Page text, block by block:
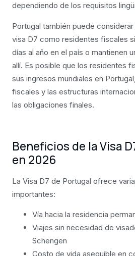
dependiendo de los requisitos
Portugal también puede
visa D7 como residentes fiscales
días al año en el país o mantienen
allí. Es posible que los residentes
sus ingresos mundiales en
fiscales y las estructuras
las obligaciones finales.
Beneficios de la Visa
en 2026
La Visa D7 de Portugal ofrece
importantes:
Vía hacia la residencia
Viajes sin necesidad de
Schengen
Costo de vida asequible en